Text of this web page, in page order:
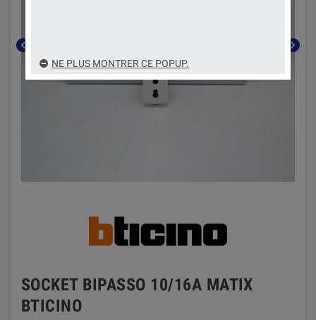
chevron_left chevron_right
SOCKET BIPASSO 10/16A MATIX
BTICINO
NE PLUS MONTRER CE POPUP.